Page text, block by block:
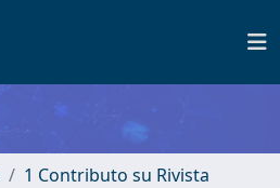
1 Contributo su Rivista